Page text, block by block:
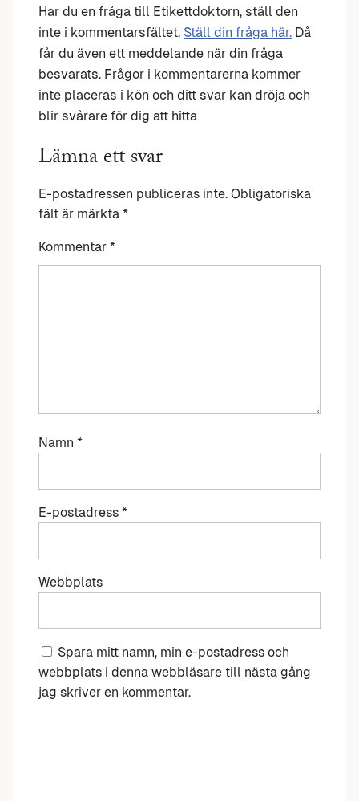
Har du en fråga till Etikettdoktorn, ställ den
inte i kommentarsfältet. Ställ din fråga här. Då
får du även ett meddelande när din fråga
besvarats. Frågor i kommentarerna kommer
inte placeras i kön och ditt svar kan dröja och
blir svårare för dig att hitta
Lämna ett svar
E-postadressen publiceras inte. Obligatoriska
fält är märkta *
Kommentar *
Namn *
E-postadress *
Webbplats
Spara mitt namn, min e-postadress och
webbplats i denna webbläsare till nästa gång
jag skriver en kommentar.